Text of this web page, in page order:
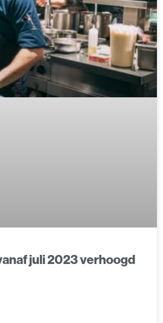
juli 2023 verhoogd